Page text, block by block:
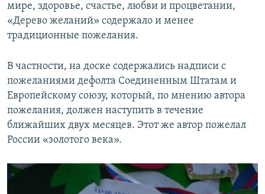
мире, здоровье, счастье, любви и процветании,
«Дерево желаний» содержало и менее
традиционные пожелания.
В частности, на доске содержались надписи с
пожеланиями дефолта Соединенным Штатам и
Европейскому союзу, который, по мнению автора
пожелания, должен наступить в течение
ближайших двух месяцев. Этот же автор пожелал
России «золотого века».